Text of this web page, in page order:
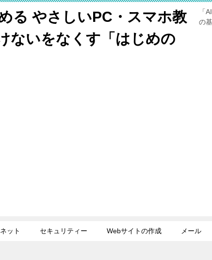
る やさしいPC・スマホ教
ないをなくす「はじめの
「
の
ット セキュリティー Webサイトの作成 メール